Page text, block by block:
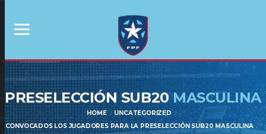
PRESELECCIÓN SUB20 MASCULINA
HOME
UNCATEGORIZED
CONVOCADOS LOS JUGADORES PARA LA PRESELECCIÓN SUB20 MASCULINA